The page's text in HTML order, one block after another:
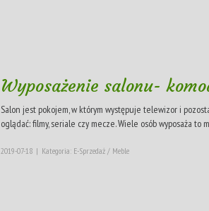
Wyposażenie salonu-
Salon jest pokojem, w którym występuje telewizor i
oglądać: filmy, seriale czy mecze. Wiele osób wyposaża to
2019-07-18 | Kategoria: E-Sprzedaż / Meble